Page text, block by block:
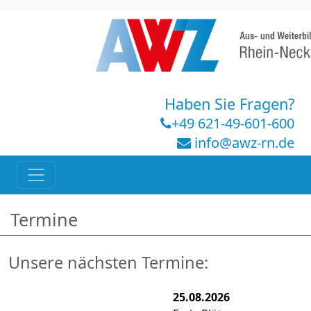
Haben Sie Fragen?
+49 621-49-601-600
info@awz-rn.de
Termine
Unsere nächsten Termine:
25.08.2026